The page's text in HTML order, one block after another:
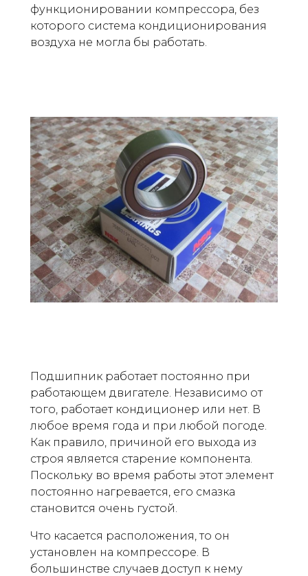
функционировании компрессора, без
которого система кондиционирования
воздуха не могла бы работать.
Подшипник работает постоянно при
работающем двигателе. Независимо от
того, работает кондиционер или нет. В
любое время года и при любой погоде.
Как правило, причиной его выхода из
строя является старение компонента.
Поскольку во время работы этот элемент
постоянно нагревается, его смазка
становится очень густой.
Что касается расположения, то он
установлен на компрессоре. В
большинстве случаев доступ к нему